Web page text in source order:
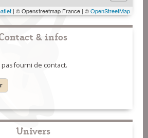
| © Openstreetmap France | ©OpenStreetMap
& infos
fourni de contact.
Univers